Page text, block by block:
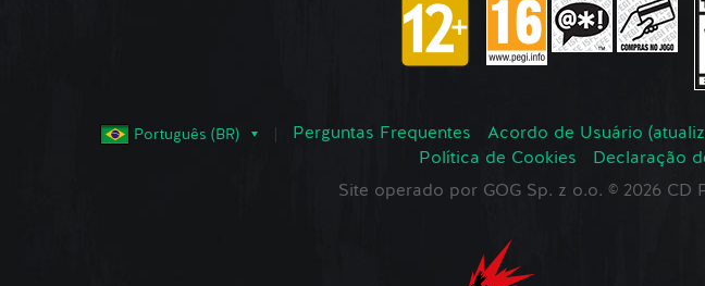
Português (BR) Perguntas Frequentes Acordo de Usuário
Política de Cookies
Declaração
Site operado por GOG Sp. z o.o. © 2026 CD